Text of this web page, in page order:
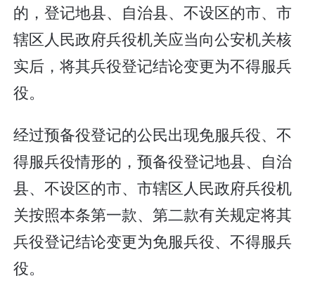
的，登记地县、自治县、不设区的市、市
辖区人民政府兵役机关应当向公安机关核
实后，将其兵役登记结论变更为不得服兵
役。
经过预备役登记的公民出现免服兵役、不
得服兵役情形的，预备役登记地县、自治
县、不设区的市、市辖区人民政府兵役机
关按照本条第一款、第二款有关规定将其
兵役登记结论变更为免服兵役、不得服兵
役。